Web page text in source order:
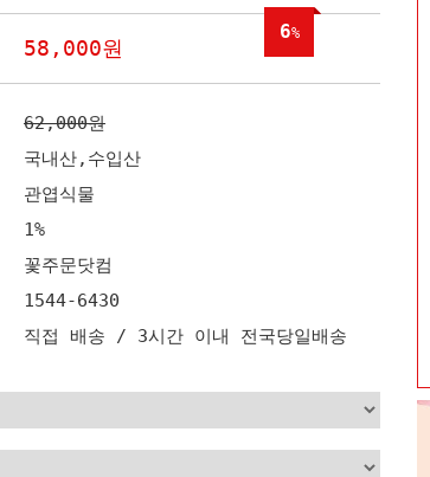
꽃바구니
장미100송이
관엽 식물
포토리뷰
58,000원
6%
62,000원
국내산,수입산
관엽식물
1%
꽃주문닷컴
1544-6430
직접 배송 / 3시간 이내 전국당일배송